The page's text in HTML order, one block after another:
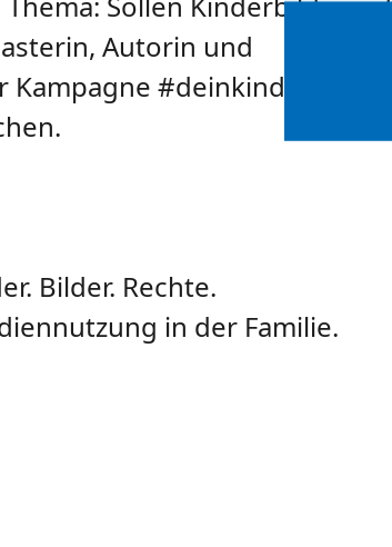
Autorin und
#deinkindauchnicht
Bilder. Rechte.
in der Familie.